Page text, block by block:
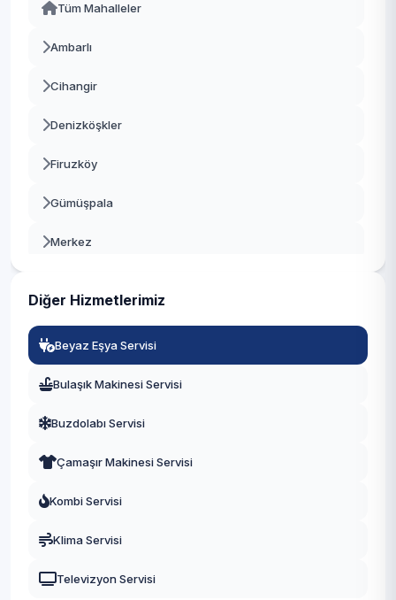
Başakşehir
Beşiktaş
Beylikdüzü
Beyoğlu
Çekmeköy
Esenler
Tüm Mahalleler
Ambarlı
Cihangir
Denizköşkler
Firuzköy
Gümüşpala
Merkez
Diğer Hizmetlerimiz
Beyaz Eşya Servisi
Bulaşık Makinesi Servisi
Buzdolabı Servisi
Çamaşır Makinesi Servisi
Kombi Servisi
Klima Servisi
Televizyon Servisi